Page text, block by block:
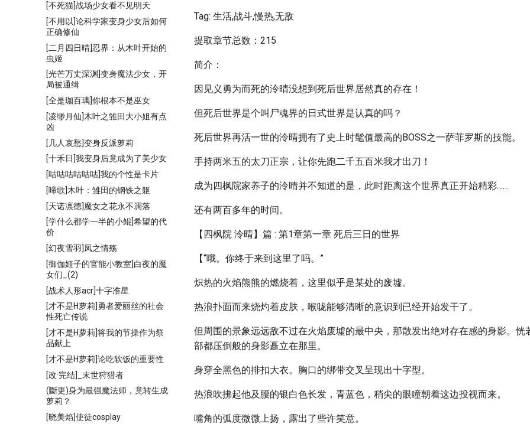
[不死猫]战场少女看不见明天
[不用以]论科学家变身少女后如何
正确修仙
[二月四日晴]忍界：从木叶开始的
虫姬
[光芒万丈深渊]变身魔法少女，开
局被通缉
[全是珈百璃]你根本不是巫女
[凌缈月仙]木叶之雏田大小姐有点
凶
[几人哀愁]变身反派萝莉
[十禾日]我变身后竟成为了美少女
[咕咕咕咕咕咕]我的个性是卡片
[啼歌]木叶：雏田的钢铁之躯
[天诺凛德]魔女之花永不凋落
[学什么都学一半的小鲲]希望的代
价
[幻夜雪羽]凤之情殇
[御伽姬子的官能小教室]白夜的魔
女们_(2)
[战术人形acr]十字准星
[才不是H萝莉]勇者爱丽丝的社会
性死亡传说
[才不是H萝莉]将我的节操作为祭
品献上
[才不是H萝莉]论吃软饭的重要性
[改·完结]_末世狩猎者
(斷更)身为最强魔法师，竟转生成
萝莉？
[晓美焰]使徒cosplay
Tag: 生活,战斗,慢热,无敌
提取章节总数：215
简介：
因见义勇为而死的泠晴没想到死后世界居然真的存在！
但死后世界是个叫尸魂界的日式世界是认真的吗？
死后世界再活一世的泠晴拥有了史上时髦值最高的BOSS之一萨菲罗斯的技能。
手持两米五的太刀正宗，让你先跑二千五百米我才出刀！
成为四枫院家养子的泠晴并不知道的是，此时距离这个世界真正开始精彩……
还有两百多年的时间。
【四枫院 泠晴】篇 : 第1章第一章 死后三日的世界
【“哦。你终于来到这里了吗。”
炽热的火焰熊熊的燃烧着，这里似乎是某处的废墟。
热浪扑面而来烧灼着皮肤，喉咙能够清晰的意识到已经开始发干了。
但周围的景象远远敌不过在火焰废墟的最中央，那散发出绝对存在感的身影。恍
部都压倒般的身影矗立在那里。
身穿全黑色的排扣大衣。胸口的绑带交叉呈现出十字型。
热浪吹拂起他及腰的银白色长发，青蓝色，稍尖的眼瞳朝着这边投视而来。
嘴角的弧度微微上扬，露出了些许笑意。